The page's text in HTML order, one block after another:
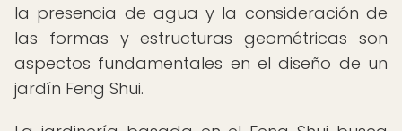
la presencia de agua y la consideración de
las formas y estructuras geométricas son
aspectos fundamentales en el diseño de un
jardín Feng Shui.